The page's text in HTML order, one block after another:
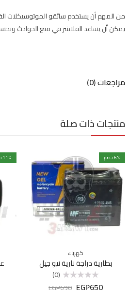
من المهم أن يستخدم سائقو الموتوسيكلات
يمكن أن يساعد الفلاشر في منع الحوادث
مراجعات (0)
منتجات ذات صلة
6% خصم
كهرباء
بطارية دراجة نارية نيو جيل
التقييم
(0)
EGP650
EGP690
11% خصم